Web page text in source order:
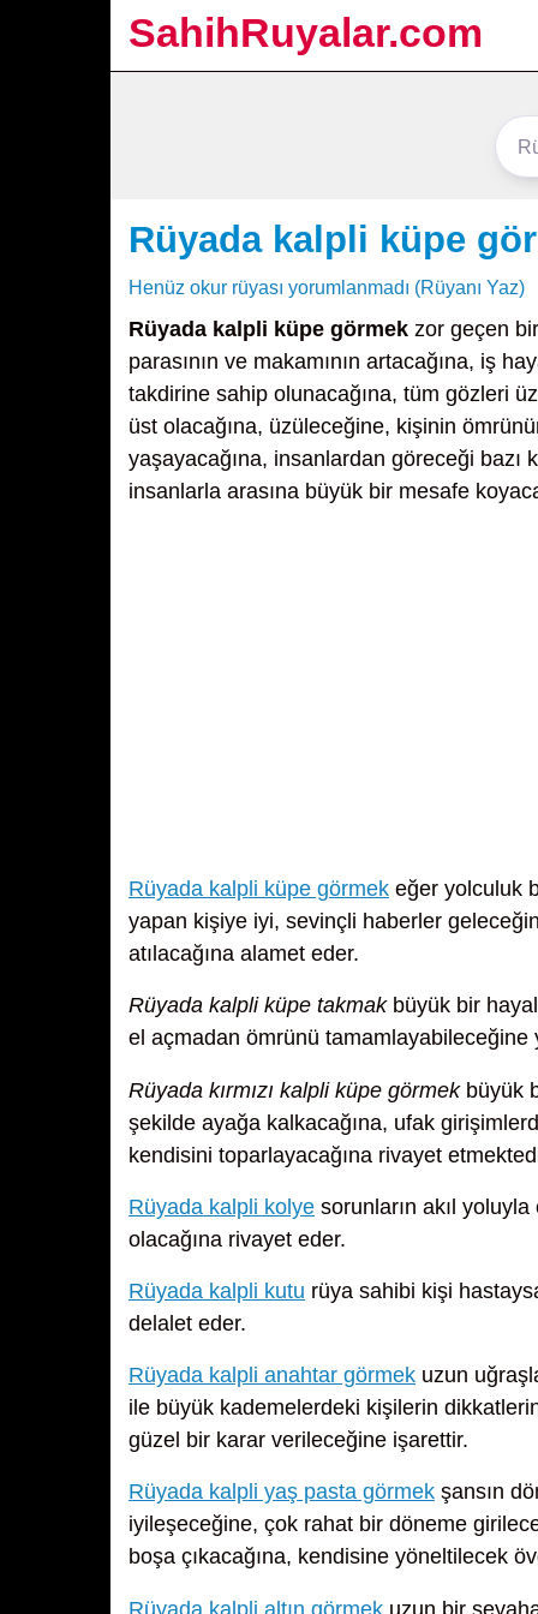
SahihRuyalar.com
Rüyada kalpli küpe
Henüz okur rüyası yorumlanmadı (Rüyanı Yaz)
Rüyada kalpli küpe görmek zor geçen
parasının ve makamının artacağına, iş
takdirine sahip olunacağına, tüm gözleri
üst olacağına, üzüleceğine, kişinin
yaşayacağına, insanlardan göreceği
insanlarla arasına büyük bir mesafe
Rüyada kalpli küpe görmek eğer yolculuk
yapan kişiye iyi, sevinçli haberler
atılacağına alamet eder.
Rüyada kalpli küpe takmakbüyük bir
el açmadan ömrünü tamamlayabileceğine
Rüyada kırmızı kalpli küpe görmekbüyük
şekilde ayağa kalkacağına, ufak
kendisini toparlayacağına rivayet
Rüyada kalpli kolye sorunların akıl
olacağına rivayet eder.
Rüyada kalpli kutu rüya sahibi kişi
delalet eder.
Rüyada kalpli anahtar görmek uzun
ile büyük kademelerdeki kişilerin
güzel bir karar verileceğine işarettir.
Rüyada kalpli yaş pasta görmek şansın
iyileşeceğine, çok rahat bir döneme
boşa çıkacağına, kendisine yöneltilecek
Rüyada kalpli altın görmek uzun bir